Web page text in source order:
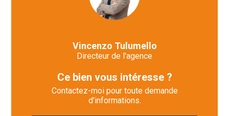
Vincenzo Tulumello
Directeur de l'agence
Ce bien vous intéresse ?
Contactez-moi pour toute demande
d'informations.